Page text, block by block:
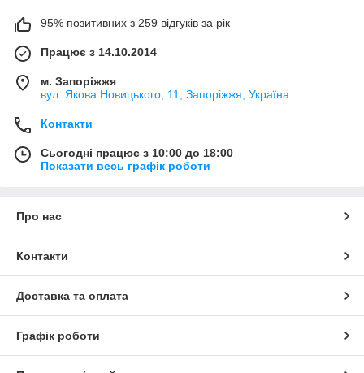
95% позитивних з 259 відгуків за рік
Працює з 14.10.2014
м. Запоріжжя
вул. Якова Новицького, 11, Запоріжжя, Україна
Контакти
Сьогодні працює з 10:00 до 18:00
Показати весь графік роботи
Про нас
Контакти
Доставка та оплата
Графік роботи